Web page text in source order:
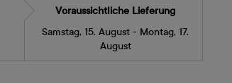
Voraussichtliche Lieferung
Samstag, 15. August - Montag, 17.
August